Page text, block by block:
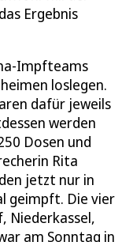
Ergebnis
Impfteams
loslegen.
dafür jeweils
werden
Dosen und
Rita
jetzt nur in
geimpft. Die vier
Niederkassel,
am Sonntag in